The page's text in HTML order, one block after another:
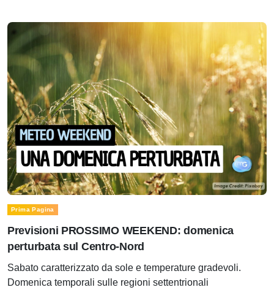
Prima Pagina
Previsioni PROSSIMO WEEKEND: domenica
perturbata sul Centro-Nord
Sabato caratterizzato da sole e temperature gradevoli.
Domenica temporali sulle regioni settentrionali